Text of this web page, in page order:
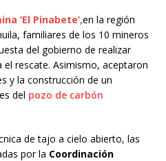
‘El Pinabete’,en la región
familiares de los 10 mineros
del gobierno de realizar
el rescate. Asimismo, aceptaron
y la construcción de un
del pozo de carbón
de tajo a cielo abierto, las
por la Coordinación